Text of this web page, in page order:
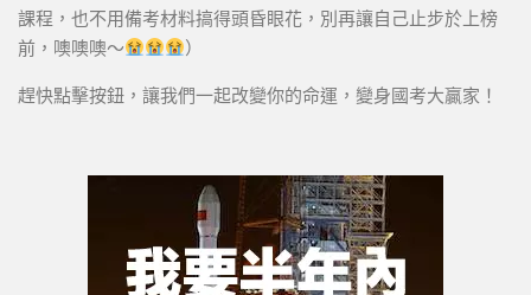
課程，也不用備考材料搞得頭昏眼花，別再讓自己止步於上榜
前，噢噢噢～
）
趕快點擊按鈕，讓我們一起改變你的命運，變身國考大贏家！